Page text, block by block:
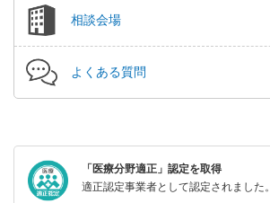
相談会場
よくある質問
「医療分野適正」認定を取得
適正認定事業者として認定されました。